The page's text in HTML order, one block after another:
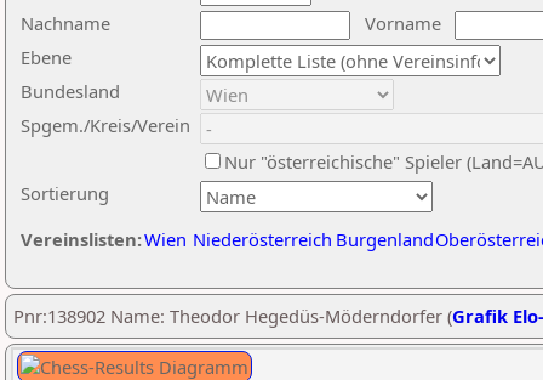
Nachname
Vorname
Ebene
Sortierung
Bundesland
Spgem./Kreis/Verein
Nur "österreichische" Spieler
Vereinslisten:Wien Niederösterreich Burgenland
Pnr:138902 Name: Theodor Hegedüs-Möderndorfer (Grafik